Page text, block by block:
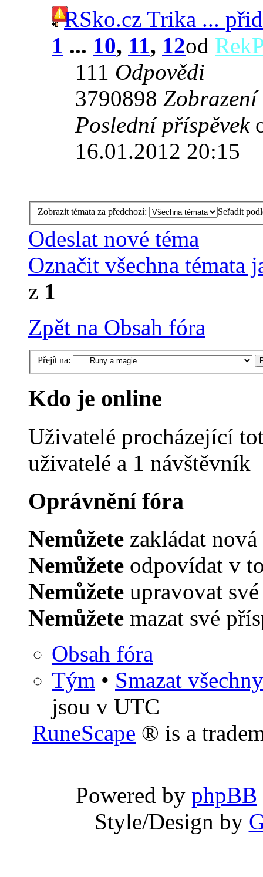
RSko.cz Trika ...
1 ... 10, 11, 12od
111 Odpovědi
3790898 Zobrazení
Poslední příspěvek
16.01.2012 20:15
Zobrazit témata za předchozí: Seřadit
Odeslat nové téma
Označit všechna témata
z 1
Zpět na Obsah fóra
Přejít na:
Kdo je online
Uživatelé procházející
uživatelé a 1 návštěvník
Oprávnění fóra
Nemůžete zakládat
Nemůžete odpovídat v
Nemůžete upravovat
Nemůžete mazat své
Obsah fóra
Tým • Smazat
jsou v UTC
RuneScape ® is a
Powered by phpBB
Style/Design by